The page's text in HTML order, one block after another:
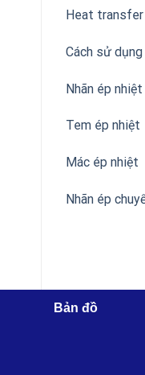
Heat
Cách sử
Nhãn ép nhiệt
Tem ép nhiệt
Mác ép nhiệt
Nhãn ép
Bản đồ